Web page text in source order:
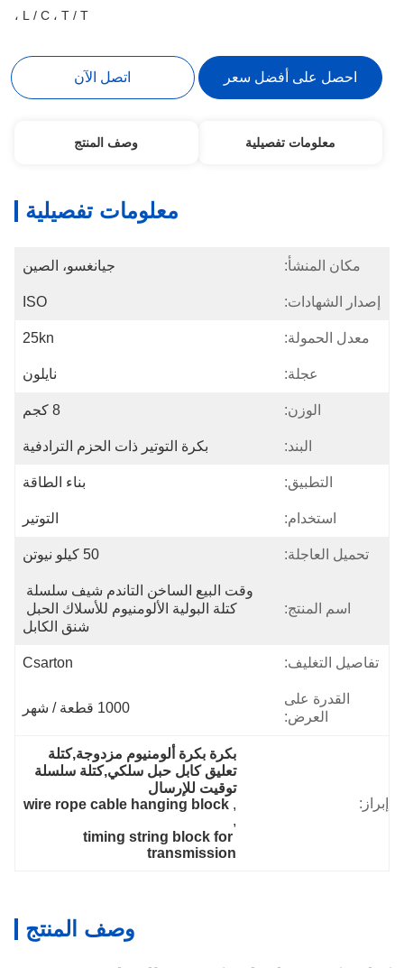
L / C ، T / T ،
احصل على أفضل سعر اتصل الآن
معلومات تفصيلية وصف المنتج
معلومات تفصيلية
مكان المنشأ: جيانغسو، الصين
إصدار الشهادات: ISO
معدل الحمولة: 25kn
عجلة: نايلون
الوزن: 8 كجم
البند: بكرة التوتير ذات الحزم الترادفية
التطبيق: بناء الطاقة
استخدام: التوتير
تحميل العاجلة: 50 كيلو نيوتن
اسم المنتج:
وقت البيع الساخن التاندم شيف سلسلة
شنق الكابل
تفاصيل التغليف: Csarton
القدرة على
العرض:
1000 قطعة / شهر
إبراز:
بكرة بكرة ألومنيوم مزدوجة,كتلة
تعليق كابل حبل سلكي,كتلة سلسلة
توقيت للإرسال
,
wire rope cable hanging block
,
timing string block for
transmission
وصف المنتج